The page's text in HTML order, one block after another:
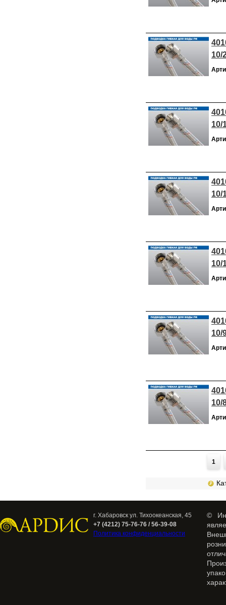
10/
10/
10/
10/
10/
10/
1
г. Хабаровск ул. Тихоокеанская, 45
+7 (4212) 75-76-76 / 56-39-08
Политика конфиденциальности
©